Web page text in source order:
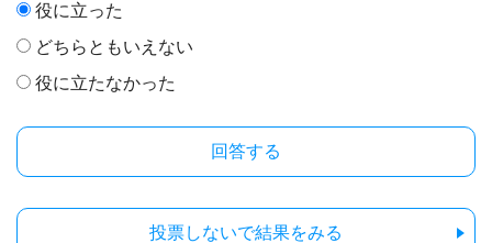
役に立った
どちらともいえない
役に立たなかった
投票しないで結果をみる